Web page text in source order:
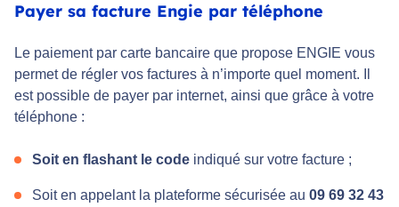
Payer sa facture Engie par téléphone
Le paiement par carte bancaire que propose ENGIE vous
permet de régler vos factures à n’importe quel moment. Il
est possible de payer par internet, ainsi que grâce à votre
téléphone :
Soit en flashant le code indiqué sur votre facture ;
Soit en appelant la plateforme sécurisée au 09 69 32 43